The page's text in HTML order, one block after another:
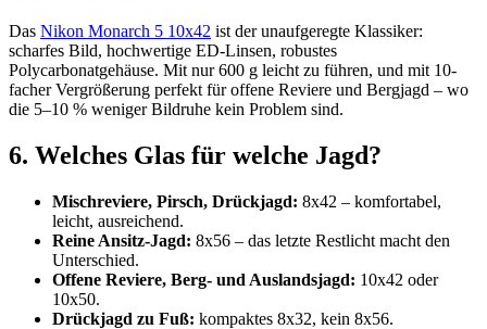
Das Nikon Monarch 5 10x42 ist der unaufgeregte Klassiker:
scharfes Bild, hochwertige ED-Linsen, robustes
Polycarbonatgehäuse. Mit nur 600 g leicht zu führen, und mit 10-
facher Vergrößerung perfekt für offene Reviere und Bergjagd – wo
die 5–10 % weniger Bildruhe kein Problem sind.
6. Welches Glas für welche Jagd?
Mischreviere, Pirsch, Drückjagd: 8x42 – komfortabel,
leicht, ausreichend.
Reine Ansitz-Jagd: 8x56 – das letzte Restlicht macht den
Unterschied.
Offene Reviere, Berg- und Auslandsjagd: 10x42 oder
10x50.
Drückjagd zu Fuß: kompaktes 8x32, kein 8x56.